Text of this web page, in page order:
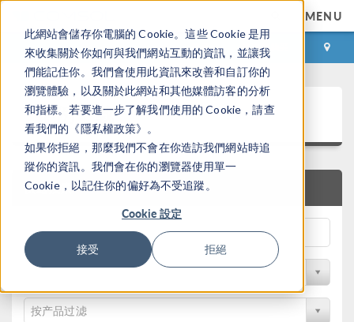
此網站會儲存你電腦的 Cookie。這些 Cookie 是用
來收集關於你如何與我們網站互動的資訊，並讓我
們能記住你。我們會使用此資訊來改善和自訂你的
瀏覽體驗，以及關於此網站和其他媒體訪客的分析
和指標。若要進一步了解我們使用的 Cookie，請查
看我們的《隱私權政策》。
如果你拒絕，那麼我們不會在你造訪我們網站時追
蹤你的資訊。我們會在你的瀏覽器使用單一
Cookie，以記住你的偏好為不受追蹤。
Cookie 設定
接受 拒絕
MENU
登录 咨询与购买
案例下载
快速搜索
按学科过滤
按产品过滤